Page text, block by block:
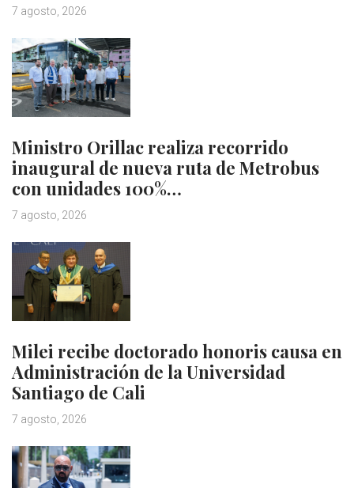
7 agosto, 2026
Ministro Orillac realiza recorrido
inaugural de nueva ruta de Metrobus
con unidades 100%…
7 agosto, 2026
Milei recibe doctorado honoris causa en
Administración de la Universidad
Santiago de Cali
7 agosto, 2026